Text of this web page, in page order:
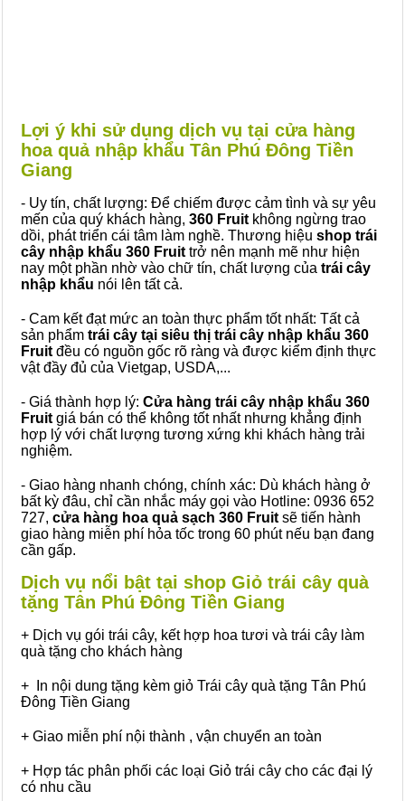
Lợi ý khi sử dụng dịch vụ tại cửa hàng
hoa quả nhập khẩu Tân Phú Đông Tiền
Giang
- Uy tín, chất lượng: Để chiếm được cảm tình và sự yêu
mến của quý khách hàng, 360 Fruit không ngừng trao
dồi, phát triển cái tâm làm nghề. Thương hiệu shop trái
cây nhập khẩu 360 Fruit trở nên mạnh mẽ như hiện
nay một phần nhờ vào chữ tín, chất lượng của trái cây
nhập khẩu nói lên tất cả.
- Cam kết đạt mức an toàn thực phẩm tốt nhất: Tất cả
sản phẩm trái cây tại siêu thị trái cây nhập khẩu 360
Fruit đều có nguồn gốc rõ ràng và được kiểm định thực
vật đầy đủ của Vietgap, USDA,...
- Giá thành hợp lý: Cửa hàng trái cây nhập khẩu 360
Fruit giá bán có thể không tốt nhất nhưng khẳng định
hợp lý với chất lượng tương xứng khi khách hàng trải
nghiệm.
- Giao hàng nhanh chóng, chính xác: Dù khách hàng ở
bất kỳ đâu, chỉ cần nhắc máy gọi vào Hotline: 0936 652
727, cửa hàng hoa quả sạch 360 Fruit sẽ tiến hành
giao hàng miễn phí hỏa tốc trong 60 phút nếu bạn đang
cần gấp.
Dịch vụ nổi bật tại shop Giỏ trái cây quà
tặng Tân Phú Đông Tiền Giang
+ Dịch vụ gói trái cây, kết hợp hoa tươi và trái cây làm
quà tặng cho khách hàng
+ In nội dung tặng kèm giỏ Trái cây quà tặng Tân Phú
Đông Tiền Giang
+ Giao miễn phí nội thành , vận chuyển an toàn
+ Hợp tác phân phối các loại Giỏ trái cây cho các đại lý
có nhu cầu